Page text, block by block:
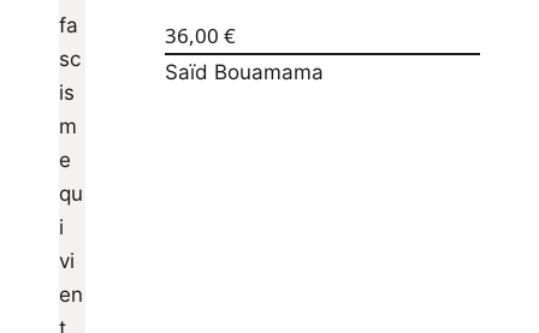
36,00 €
Saïd Bouamama